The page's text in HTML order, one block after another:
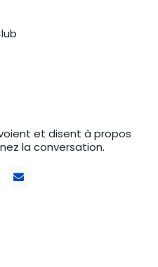
et disent à propos
la conversation.